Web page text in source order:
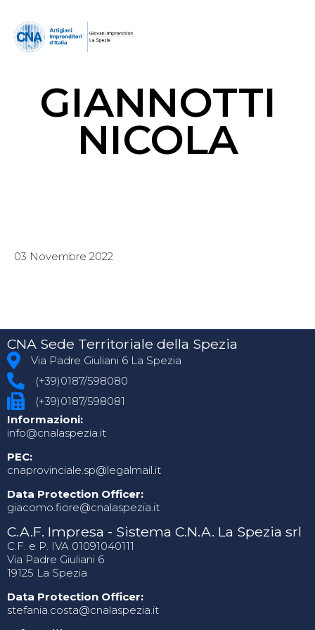
GIANNOTTI
NICOLA
03 Novembre 2022
CNA Sede Territoriale della Spezia
Via Padre Giuliani 6 La Spezia
(+39)0187/598080
(+39)0187/598081
Informazioni:
info@cnalaspezia.it
PEC:
cnaprovinciale.sp@legalmail.it
Data Protection Officer:
giacomo.fiore@cnalaspezia.it
C.A.F. Impresa - Sistema C.N.A. La Spezia srl
C.F. e P. IVA 01091040111
Via Padre Giuliani 6
19125 La Spezia
Data Protection Officer:
stefania.costa@cnalaspezia.it